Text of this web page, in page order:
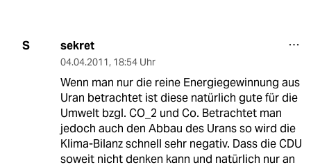
S sekret
04.04.2011, 18:54 Uhr
Wenn man nur die reine Energiegewinnung aus
Uran betrachtet ist diese natürlich gute für die
Umwelt bzgl. CO_2 und Co. Betrachtet man
jedoch auch den Abbau des Urans so wird die
Klima-Bilanz schnell sehr negativ. Dass die CDU
soweit nicht denken kann und natürlich nur an